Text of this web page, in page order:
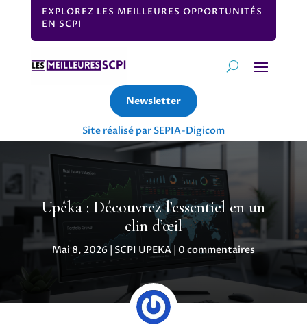
EXPLOREZ LES MEILLEURES OPPORTUNITÉS
EN SCPI
Newsletter
Site réalisé par SEPIA-Digicom
Upêka : Découvrez l’essentiel en un
clin d’œil
Mai 8, 2026 | SCPI UPEKA| 0 commentaires